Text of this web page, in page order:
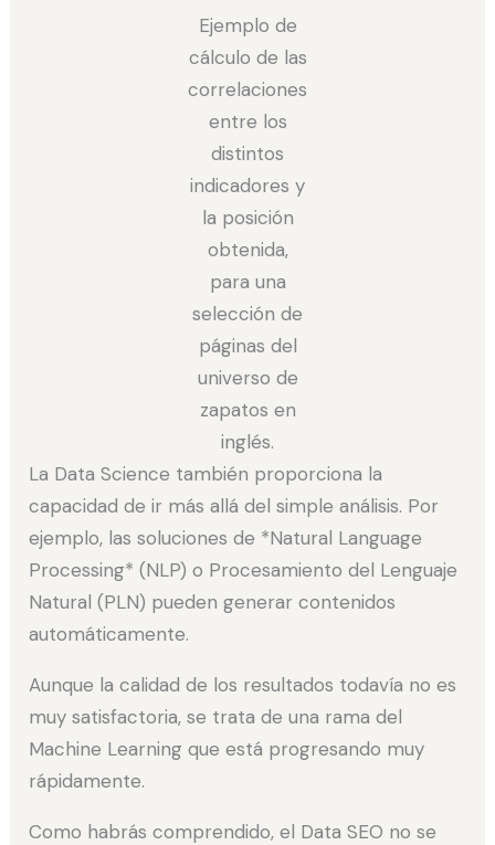
Ejemplo de
cálculo de las
correlaciones
entre los
distintos
indicadores y
la posición
obtenida,
para una
selección de
páginas del
universo de
zapatos en
inglés.
La Data Science también proporciona la
capacidad de ir más allá del simple análisis. Por
ejemplo, las soluciones de *Natural Language
Processing* (NLP) o Procesamiento del Lenguaje
Natural (PLN) pueden generar contenidos
automáticamente.
Aunque la calidad de los resultados todavía no es
muy satisfactoria, se trata de una rama del
Machine Learning que está progresando muy
rápidamente.
Como habrás comprendido, el Data SEO no se